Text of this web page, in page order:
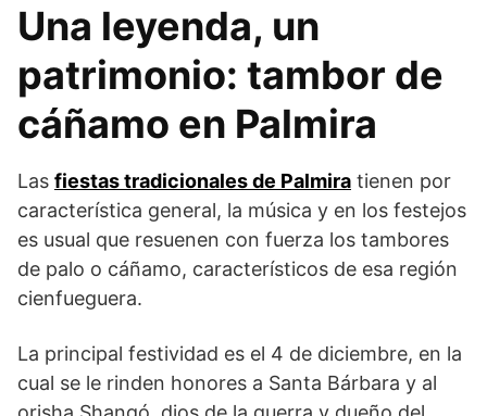
Una leyenda, un
patrimonio: tambor de
cáñamo en Palmira
Las fiestas tradicionales de Palmira tienen por
característica general, la música y en los festejos
es usual que resuenen con fuerza los tambores
de palo o cáñamo, característicos de esa región
cienfueguera.
La principal festividad es el 4 de diciembre, en la
cual se le rinden honores a Santa Bárbara y al